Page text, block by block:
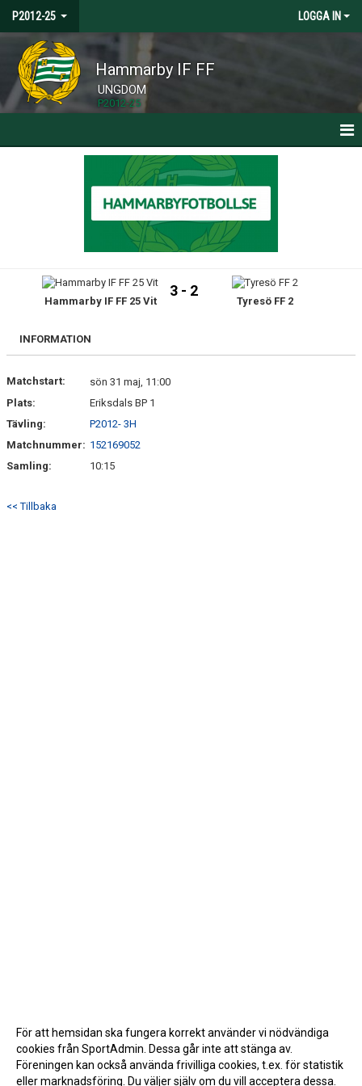
P2012-25 LOGGA IN
Hammarby IF FF
UNGDOM
P2012-25
TRUPPEN
BILDGALLERI
KONTAKT
Hammarby IF FF 25 Vit
3 - 2
Tyresö FF 2
INFORMATION
Matchstart:
sön 31 maj, 11:00
Plats:
Eriksdals BP 1
Tävling:
P2012- 3H
Matchnummer: 152169052
Samling:
10:15
<< Tillbaka
För att hemsidan ska fungera korrekt använder vi nödvändiga
cookies från SportAdmin. Dessa går inte att stänga av.
Föreningen kan också använda frivilliga cookies, t.ex. för statistik
eller marknadsföring. Du väljer själv om du vill acceptera dessa.